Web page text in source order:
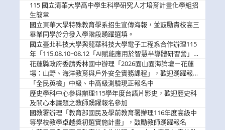
115 國立清華大學高中學生科學研究人才培育計畫化學組招
生簡章
國立東華大學特殊教育學系招生宣傳海報，並鼓勵貴校高三
畢業同學於分發入學階段踴躍選填。
國立臺北科技大學與龍華科技大學電子工程系合作辦理115
年「115.08.10~08.12「AI賦能應用於智慧半導體研習營」，
歡迎學生踴躍報名參加
花蓮縣政府委請秀林國中辦理「2026面山面海論壇－花蓮
場：山野、海洋教育與戶外安全實務課程」，歡迎踴躍報名
參加
「全民英檢」中級、中高級測驗現正報名中
歷史學科中心參與辦理115學年度台語片影史，歡迎歷史科
及關心本議題之教師踴躍報名參加
國教署辦理「教育部國民及學前教育署辦理116年度高級中
等學校教學卓越獎初選實施計畫」，鼓勵教師踴躍報名